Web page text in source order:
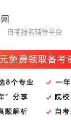
自考报名辅导平台